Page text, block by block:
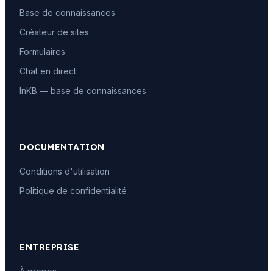
Base de connaissances
Créateur de sites
Formulaires
Chat en direct
InKB — base de connaissances
DOCUMENTATION
Conditions d'utilisation
Politique de confidentialité
ENTREPRISE